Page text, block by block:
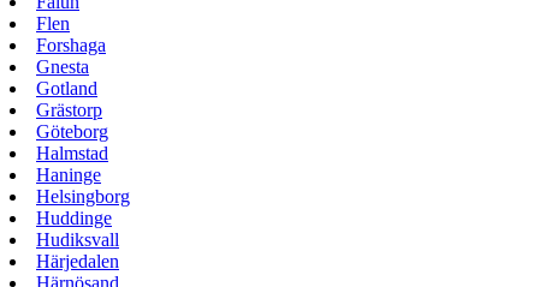
Flen
Forshaga
Gnesta
Gotland
Grästorp
Göteborg
Halmstad
Haninge
Helsingborg
Huddinge
Hudiksvall
Härjedalen
Härnösand